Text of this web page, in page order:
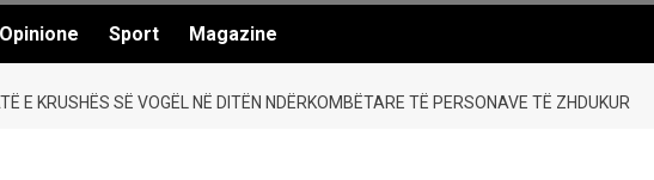
Opinione Sport Magazine
E KRUSHËS SË VOGËL NË DITËN NDËRKOMBËTARE TË PERSONAVE TË ZHDUKUR